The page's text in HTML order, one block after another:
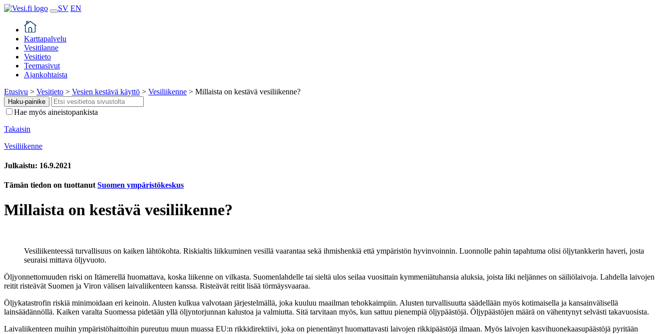
SV EN
Karttapalvelu
Vesitilanne
Vesitieto
Teemasivut
Ajankohtaista
Etusivu > Vesitieto > Vesien kestävä käyttö > Vesiliikenne > Millaista on kestävä vesiliikenne?
Haku-painike
Hae myös aineistopankista
Takaisin
Vesiliikenne
Julkaistu: 16.9.2021
Tämän tiedon on tuottanut Suomen ympäristökeskus
Millaista on kestävä vesiliikenne?
Vesiliikenteessä turvallisuus on kaiken lähtökohta. Riskialtis liikkuminen vesillä vaarantaa sekä ihmishenkiä että ympäristön hyvinvoinnin. Luonnolle pahin tapahtuma olisi öljytankkerin haveri, josta
seuraisi mittava öljyvuoto.
Öljyonnettomuuden riski on Itämerellä huomattava, koska liikenne on vilkasta. Suomenlahdelle tai sieltä ulos seilaa vuosittain kymmeniätuhansia aluksia, joista liki neljännes on säiliölaivoja. Lahdella laivojen
reitit risteävät Suomen ja Viron välisen laivaliikenteen kanssa. Risteävät reitit lisää törmäysvaaraa.
Öljykatastrofin riskiä minimoidaan eri keinoin. Alusten kulkua valvotaan järjestelmällä, joka kuuluu maailman tehokkaimpiin. Alusten turvallisuutta säädellään myös kotimaisella ja kansainvälisellä
lainsäädännöllä. Kaiken varalta Suomessa pidetään yllä öljyntorjunnan kalustoa ja valmiutta. Sitä tarvitaan myös, kun sattuu pienempiä öljypäästöjä. Öljypäästöjen määrä on vähentynyt selvästi takavuosista.
Laivaliikenteen muihin ympäristöhaittoihin pureutuu muun muassa EU:n rikkidirektiivi, joka on pienentänyt huomattavasti laivojen rikkipäästöjä ilmaan. Myös laivojen kasvihuonekaasupäästöjä pyritään